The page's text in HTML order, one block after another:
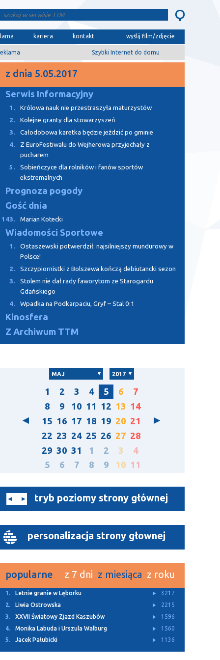
kariera kontakt wyślij film/zdjęcie
Szybki Internet do domu
z dnia 5.05.2017
Serwis Informacyjny
1.
Królowa nauk nie przestraszyła maturzystów
2.
Kolejne granty dla stowarzyszeń
3.
Całodobowa karetka będzie jeździć po gminie
4.
Z EuroFestiwalu do Wejherowa przyjechały z
pucharem
5.
Sobieńczyce dla rolników i fanów sportów
ekstremalnych
Prognoza pogody
Gość dnia
143. Marian Kotecki
Wiadomości Sportowe
1.
Ostaszewski potwierdził: najsilniejszy mundurowy w
Polsce!
2.
Szczypiornistki z Bolszewa kończą debiutancki sezon
3.
Stolem nie dał rady faworytom ze Starogardu
Gdańskiego
4.
Wpadka na Podkarpaciu, Gryf – Stal 0:1
Kinosfera
Z Archiwum TTM
MAJ 2017
1 2 3 4 5 6
7
8
9 10 11 12 13 14
15 16 17 18 19 20 21
22 23 24 25 26 27 28
29 30 31 1 2 3
4
5
6 7 8 9 10 11
tryb poziomy strony głównej
personalizacja strony głownej
popularne z 7 dni z miesiąca z roku
1. Letnie granie w Lęborku
3217
2.
Liwia Ostrowska
2215
3.
XXVII Światowy Zjazd Kaszubów
1596
4.
Monika Labuda i Urszula Walburg
1560
5.
Jacek Pałubicki 1136